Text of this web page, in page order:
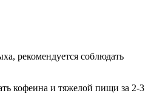
рекомендуется соблюдать
кофеина и тяжелой пищи за 2-3